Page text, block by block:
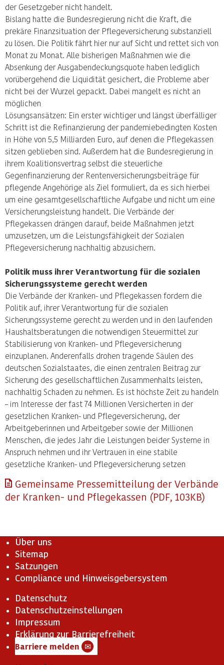
der Gesetzgeber nicht handelt.
Bislang hatte die Bundesregierung nicht die Kraft, die
prekäre Finanzsituation der Pflegeversicherung substanziell
zu lösen. Die Politik fährt hier nur auf Sicht und rettet sich von
Monat zu Monat. Alle bisherigen Maßnahmen wie die
Absenkung der Ausgabendeckungsquote haben lediglich
vorübergehend die Liquidität gesichert, die Probleme aber
nicht bei der Wurzel gepackt. Dabei mangelt es nicht an
möglichen
Lösungsansätzen: Ein erster wichtiger und längst überfälliger
Schritt ist die Refinanzierung der pandemiebedingten Kosten
in Höhe von 5,5 Milliarden Euro, auf denen die Pflegekassen
sitzen geblieben sind. Außerdem hat die Bundesregierung in
ihrem Koalitionsvertrag selbst die steuerliche
Gegenfinanzierung der Rentenversicherungsbeiträge für
pflegende Angehörige als Ziel formuliert, da es sich hierbei
um eine gesamtgesellschaftliche Aufgabe und nicht um eine
Versicherungsleistung handelt. Die Verbände der
Pflegekassen drängen darauf, beide Maßnahmen jetzt
umzusetzen, um die Leistungsfähigkeit der Sozialen
Pflegeversicherung nachhaltig abzusichern.
Politik muss ihrer Verantwortung für die sozialen
Sicherungssysteme gerecht werden
Die Verbände der Kranken- und Pflegekassen fordern die
Politik auf, ihrer Verantwortung für die sozialen
Sicherungssysteme gerecht zu werden und in den laufenden
Haushaltsberatungen die notwendigen Steuermittel zur
Stabilisierung von Kranken- und Pflegeversicherung
einzuplanen. Anderenfalls drohen tragende Säulen des
deutschen Sozialstaates, die einen zentralen Beitrag zur
Sicherung des gesellschaftlichen Zusammenhalts leisten,
nachhaltig Schaden zu nehmen. Es ist höchste Zeit zu handeln
– im Interesse der fast 74 Millionen Versicherten in der
gesetzlichen Kranken- und Pflegeversicherung, der
Arbeitgeberinnen und Arbeitgeber sowie der Millionen
Menschen, die jedes Jahr die Leistungen beider Systeme in
Anspruch nehmen und ihr Vertrauen in eine stabile
gesetzliche Kranken- und Pflegeversicherung setzen
Gemeinsame Pressemitteilung der Verbände
der Kranken- und Pflegekassen (PDF, 103KB)
Über uns
Sitemap
Satzungen
Compliance und Hinweisgebersystem
Datenschutz
Datenschutzeinstellungen
Impressum
Erklärung zur Barrierefreiheit
Barriere melden ✉